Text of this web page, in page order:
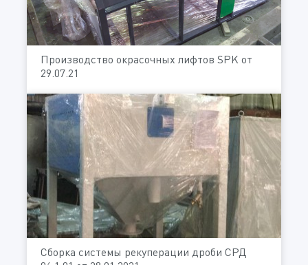
Производство окрасочных лифтов SPK от
29.07.21
Сборка системы рекуперации дроби СРД